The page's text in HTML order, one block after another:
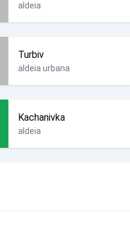
aldeia
Turbiv
aldeia urbana
Kachanivka
aldeia